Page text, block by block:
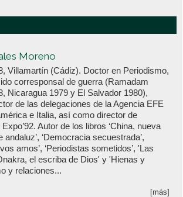
Moreno
Villamartín (Cádiz). Doctor en Periodismo,
corresponsal de guerra (Ramadam
Nicaragua 1979 y El Salvador 1980),
de las delegaciones de la Agencia EFE
e Italia, así como director de
Autor de los libros ‘China, nueva
andaluz’, ‘Democracia secuestrada’,
amos’, ‘Periodistas sometidos’, 'Las
el escriba de Dios' y 'Hienas y
y relaciones...
[más]